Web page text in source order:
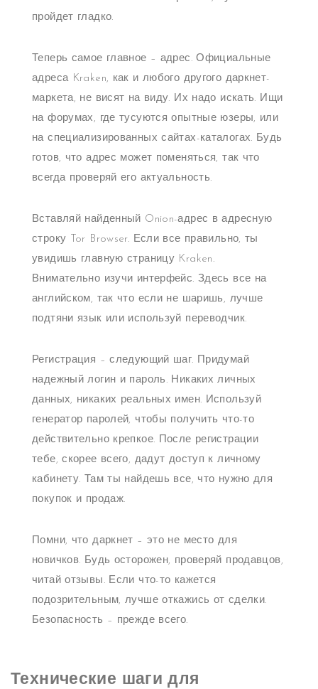
пройдет гладко.
Теперь самое главное – адрес. Официальные
адреса Kraken, как и любого другого даркнет-
маркета, не висят на виду. Их надо искать. Ищи
на форумах, где тусуются опытные юзеры, или
на специализированных сайтах-каталогах. Будь
готов, что адрес может поменяться, так что
всегда проверяй его актуальность.
Вставляй найденный Onion-адрес в адресную
строку Tor Browser. Если все правильно, ты
увидишь главную страницу Kraken.
Внимательно изучи интерфейс. Здесь все на
английском, так что если не шаришь, лучше
подтяни язык или используй переводчик.
Регистрация – следующий шаг. Придумай
надежный логин и пароль. Никаких личных
данных, никаких реальных имен. Используй
генератор паролей, чтобы получить что-то
действительно крепкое. После регистрации
тебе, скорее всего, дадут доступ к личному
кабинету. Там ты найдешь все, что нужно для
покупок и продаж.
Помни, что даркнет – это не место для
новичков. Будь осторожен, проверяй продавцов,
читай отзывы. Если что-то кажется
подозрительным, лучше откажись от сделки.
Безопасность – прежде всего.
Технические шаги для